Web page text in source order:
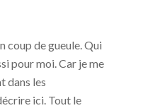
coup de gueule. Qui
pour moi. Car je me
dans les
ici. Tout le